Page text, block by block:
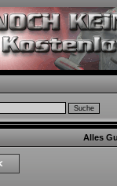
Alles